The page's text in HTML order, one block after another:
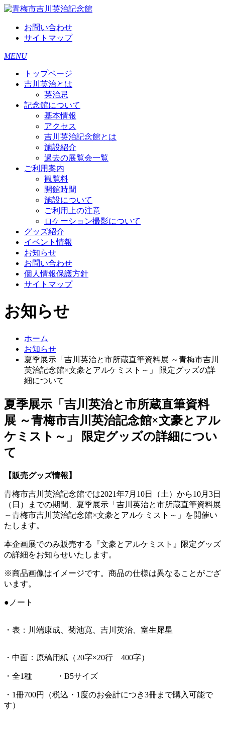
お問い合わせ
サイトマップ
MENU
トップページ
吉川英治とは
英治忌
記念館について
基本情報
アクセス
吉川英治記念館とは
施設紹介
過去の展覧会一覧
ご利用案内
観覧料
開館時間
施設について
ご利用上の注意
ロケーション撮影について
グッズ紹介
イベント情報
お知らせ
お問い合わせ
個人情報保護方針
サイトマップ
お知らせ
ホーム
お知らせ
夏季展示「吉川英治と市所蔵直筆資料展 ～青梅市吉川
英治記念館×文豪とアルケミスト～」 限定グッズの詳
細について
夏季展示「吉川英治と市所蔵直筆資料
展 ～青梅市吉川英治記念館×文豪とアル
ケミスト～」 限定グッズの詳細につい
て
【販売グッズ情報】
青梅市吉川英治記念館では2021年7月 10日（土）から10月 3日
（日）までの期間、夏季展示「吉川英治と市所蔵直筆資料展
～青梅市吉川英治記念館×文豪とアルケミスト～」を開催い
たします。
本企画展でのみ販売する『文豪とアルケミスト』限定グッズ
の詳細をお知らせいたします。
※商品画像はイメージです。商品の仕様は異なることがござ
います。
●ノート
・表：川端康成、菊池寛、吉川英治、室生犀星
・中面：原稿用紙（20字×20行 400字）
・全1種 ・ B5サイズ
・ 1冊700円（税込・ 1 度のお会計につき3冊まで購入可能で
す）